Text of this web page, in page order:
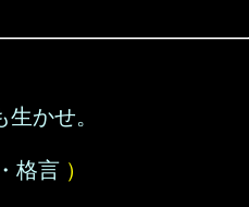
かせ。
格言 ）